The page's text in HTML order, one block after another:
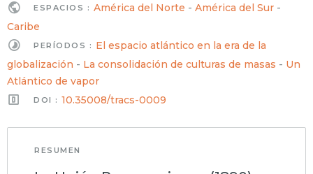
ESPACIOS : América del Norte - América del Sur-
Caribe
PERÍODOS : El espacio atlántico en la era de la
globalización - La consolidación de culturas de masas - Un
Atlántico de vapor
DOI : 10.35008/tracs-0009
RESUMEN